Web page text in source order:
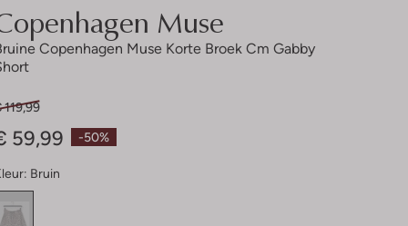
Muse
Copenhagen Muse Korte Broek Cm Gabby
-50%
119,99
59,99
Bruin